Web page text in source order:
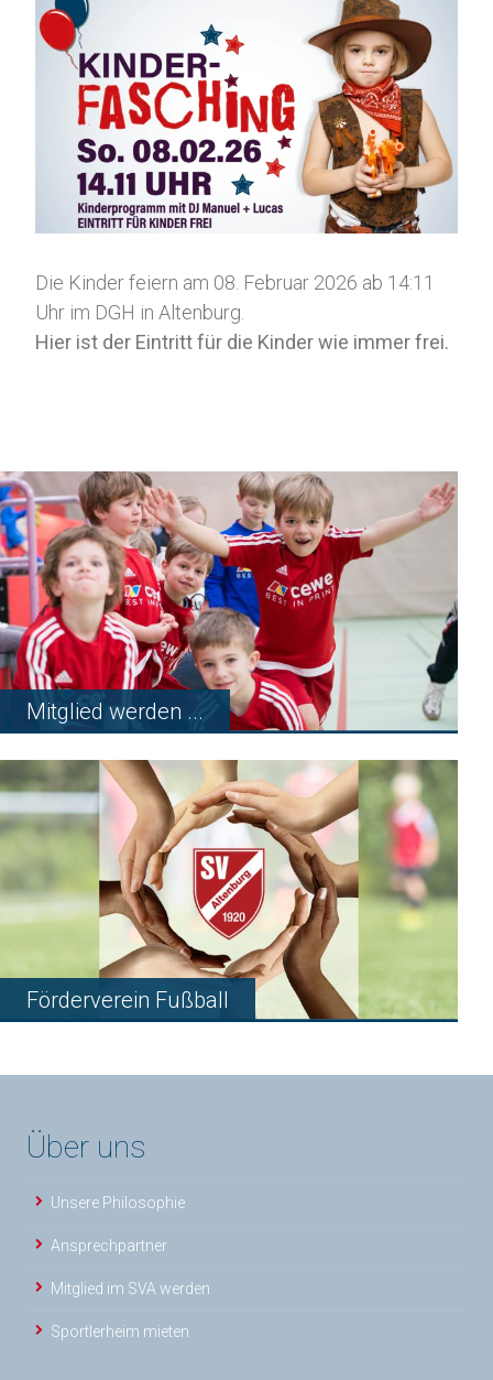
Die Kinder feiern am 08. Februar 2026 ab 14:11
Uhr im DGH in Altenburg.
Hier ist der Eintritt für die Kinder wie immer frei.
Mitglied werden ...
Förderverein Fußball
Über uns
Unsere Philosophie
Ansprechpartner
Mitglied im SVA werden
Sportlerheim mieten